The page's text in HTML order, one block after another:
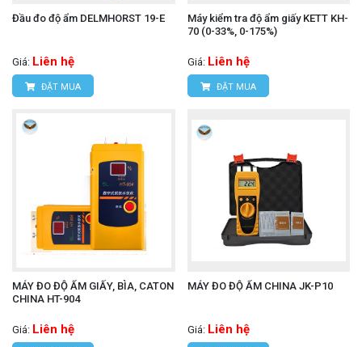
Đầu đo độ ẩm DELMHORST 19-E
Giá: Liên hệ
ĐẶT MUA
Máy kiểm tra độ ẩm giấy KETT KH-
70 (0-33%, 0-175%)
Giá: Liên hệ
ĐẶT MUA
MÁY ĐO ĐỘ ẨM GIẤY, BÌA, CATON
CHINA HT-904
Giá: Liên hệ
MÁY ĐO ĐỘ ẨM CHINA JK-P10
Giá: Liên hệ